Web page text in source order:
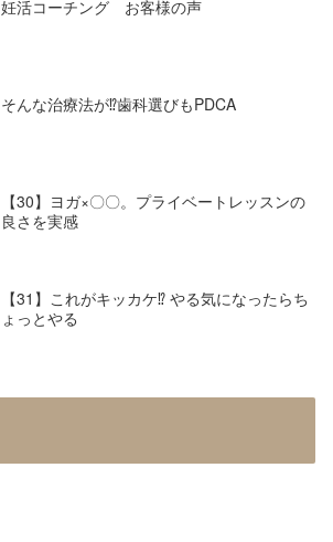
妊活コーチング お客様の声
そんな治療法が⁉︎歯科選びもPDCA
【30】ヨガ×〇〇。プライベートレッスンの
良さを実感
【31】これがキッカケ⁉︎ やる気になったらち
ょっとやる